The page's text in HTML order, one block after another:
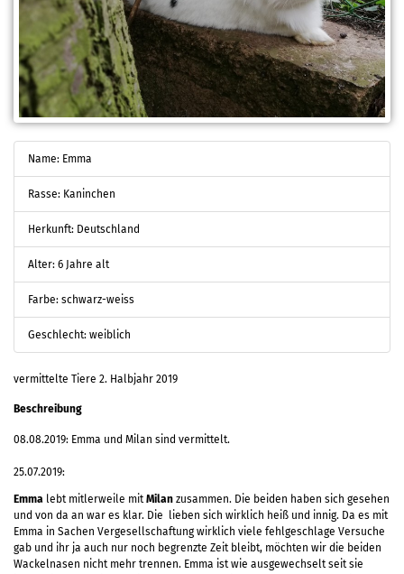
Name: Emma
Rasse: Kaninchen
Herkunft: Deutschland
Alter: 6 Jahre alt
Farbe: schwarz-weiss
Geschlecht: weiblich
vermittelte Tiere 2. Halbjahr 2019
Beschreibung
08.08.2019: Emma und Milan sind vermittelt.
25.07.2019:
Emma lebt mitlerweile mitMilan zusammen. Die beiden haben sich gesehen
und von da an war es klar. Die lieben sich wirklich heiß und innig. Da es mit
Emma in Sachen Vergesellschaftung wirklich viele fehlgeschlage Versuche
gab und ihr ja auch nur noch begrenzte Zeit bleibt, möchten wir die beiden
Wackelnasen nicht mehr trennen. Emma ist wie ausgewechselt seit sie